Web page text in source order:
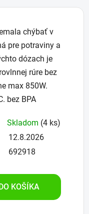
chýbať v
pre potraviny a
dózach je
rúre bez
max 850W.
bez BPA
Skladom (4 ks)
12.8.2026
692918
KOŠÍKA